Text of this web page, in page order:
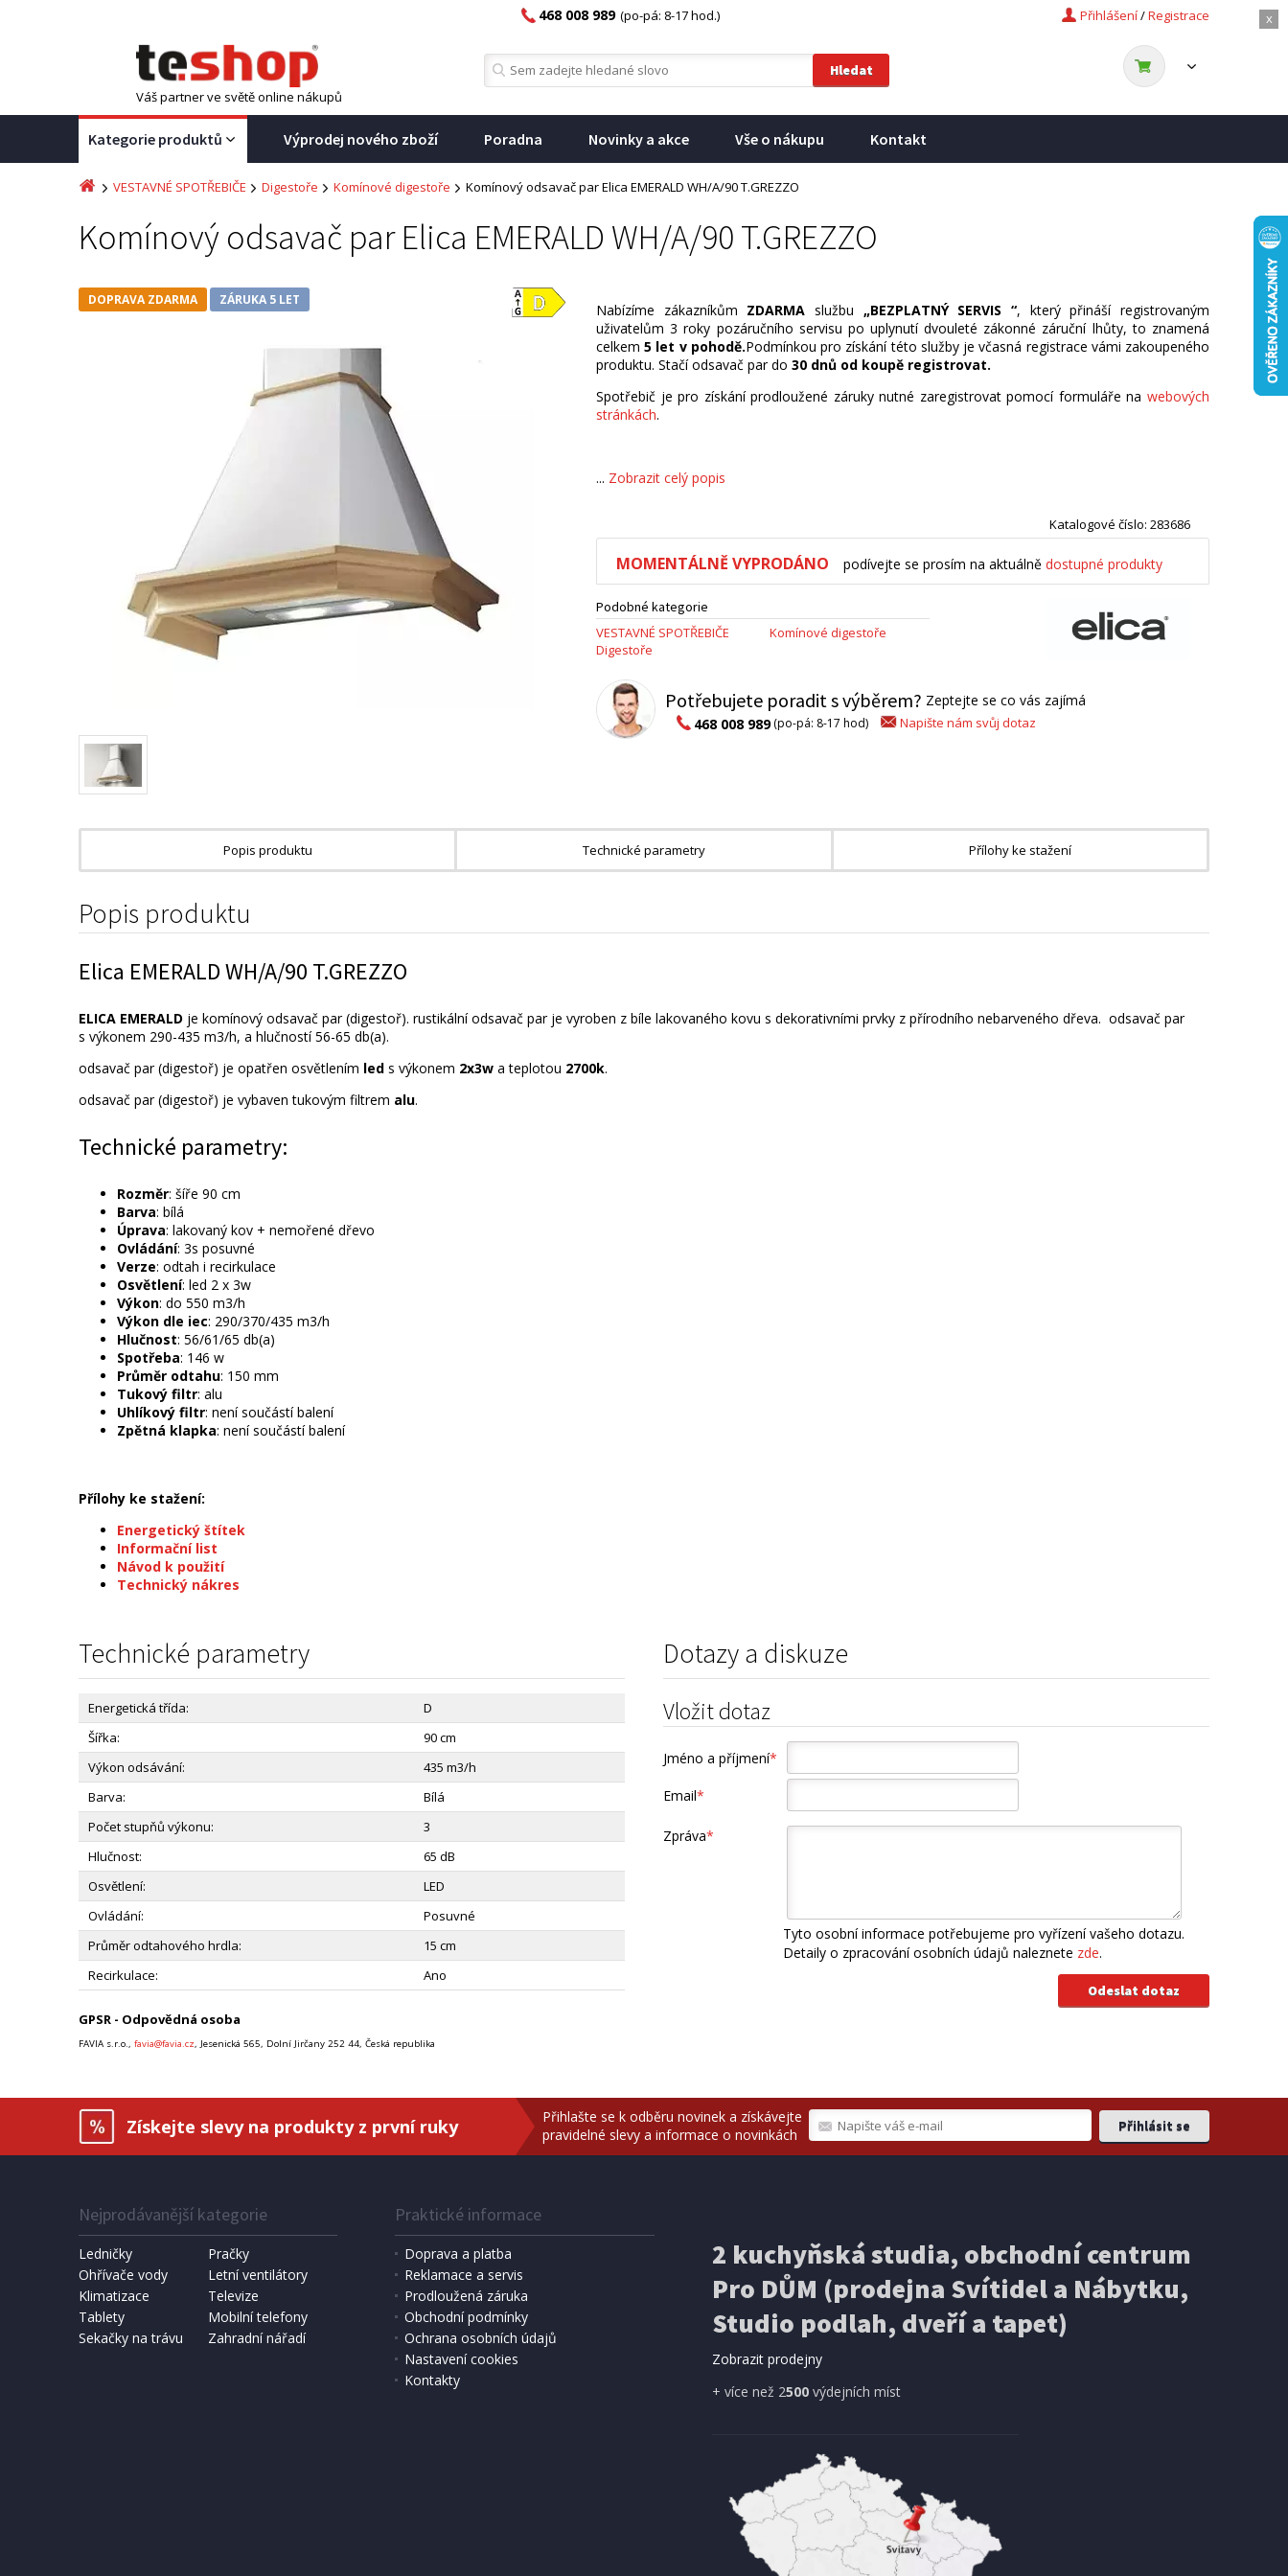
x
Registrace
/
Přihlášení
468 008 989 (po-pá: 8-17 hod.)
Váš partner ve světě online nákupů
Kategorie produktů Výprodej nového zboží Poradna Novinky a akce Vše o nákupu Kontakt
VESTAVNÉ SPOTŘEBIČE Digestoře Komínové digestoře Komínový odsavač par Elica EMERALD WH/A/90 T.GREZZO
Komínový odsavač par Elica EMERALD WH/A/90 T.GREZZO
DOPRAVA ZDARMA ZÁRUKA 5 LET
Nabízíme zákazníkům ZDARMA službu „BEZPLATNÝ SERVIS “, který přináší registrovaným
uživatelům 3 roky pozáručního servisu po uplynutí dvouleté zákonné záruční lhůty, to znamená
celkem5 let v pohodě.Podmínkou pro získání této služby je včasná registrace vámi zakoupeného
produktu. Stačí odsavač par do 30 dnů od koupě registrovat.
Spotřebič je pro získání prodloužené záruky nutné zaregistrovat pomocí formuláře na webových
stránkách.
... Zobrazit celý popis
Katalogové číslo: 283686
MOMENTÁLNĚ VYPRODÁNO podívejte se prosím na aktuálně dostupné produkty
Podobné kategorie
VESTAVNÉ SPOTŘEBIČE
Digestoře
Komínové digestoře
Potřebujete poradit s výběrem? Zeptejte se co vás zajímá
468 008 989(po-pá: 8-17 hod) Napište nám svůj dotaz
Popis produktu Technické parametry Přílohy ke stažení
Popis produktu
Elica EMERALD WH/A/90 T.GREZZO
ELICA EMERALD je komínový odsavač par (digestoř). rustikální odsavač par je vyroben z bíle lakovaného kovu s dekorativními prvky z přírodního nebarveného dřeva. odsavač par
s výkonem 290-435 m3/h, a hlučností 56-65 db(a).
odsavač par (digestoř) je opatřen osvětlením led s výkonem 2x3w a teplotou 2700k.
odsavač par (digestoř) je vybaven tukovým filtrem alu.
Technické parametry:
Rozměr: šíře 90 cm
Barva: bílá
Úprava: lakovaný kov + nemořené dřevo
Ovládání: 3s posuvné
Verze: odtah i recirkulace
Osvětlení: led 2 x 3w
Výkon: do 550 m3/h
Výkon dle iec: 290/370/435 m3/h
Hlučnost: 56/61/65 db(a)
Spotřeba: 146 w
Průměr odtahu: 150 mm
Tukový filtr: alu
Uhlíkový filtr: není součástí balení
Zpětná klapka: není součástí balení
Přílohy ke stažení:
Energetický štítek
Informační list
Návod k použití
Technický nákres
Technické parametry
Energetická třída:
D
Šířka:
90 cm
Výkon odsávání:
435 m3/h
Barva:
Bílá
Počet stupňů výkonu:
3
Hlučnost:
65 dB
Osvětlení:
LED
Ovládání:
Posuvné
Průměr odtahového hrdla:
15 cm
Recirkulace:
Ano
Dotazy a diskuze
Vložit dotaz
Jméno a příjmení*
Email*
Zpráva*
Tyto osobní informace potřebujeme pro vyřízení vašeho dotazu.
Detaily o zpracování osobních údajů naleznete zde.
GPSR - Odpovědná osoba
FAVIA s.r.o., favia@favia.cz, Jesenická 565, Dolní Jirčany 252 44, Česká republika
Získejte slevy na produkty z první ruky
Přihlašte se k odběru novinek a získávejte
pravidelné slevy a informace o novinkách
Nejprodávanější kategorie
Ledničky
Pračky
Ohřívače vody
Letní ventilátory
Klimatizace
Televize
Tablety
Mobilní telefony
Sekačky na trávu
Zahradní nářadí
Praktické informace
Doprava a platba
Reklamace a servis
Prodloužená záruka
Obchodní podmínky
Ochrana osobních údajů
Nastavení cookies
Kontakty
2 kuchyňská studia, obchodní centrum
Pro DŮM (prodejna Svítidel a Nábytku,
Studio podlah, dveří a tapet)
Zobrazit prodejny
+ více než 2500výdejních míst